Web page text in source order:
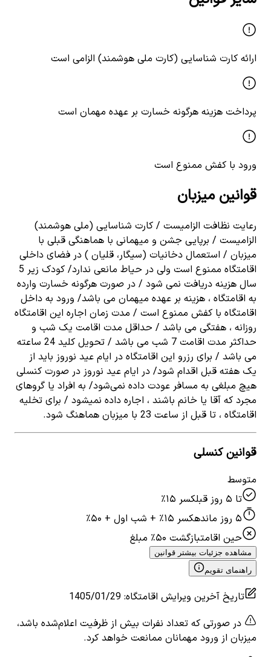
ارائه کارت شناسایی (کارت ملی هوشمند) الزامی است
پرداخت هزینه هرگونه خسارت بر عهده مهمان است
ورود با کفش ممنوع است
قوانین میزبان
رعایت نظافت الزامیست / کارت شناسایی (ملی هوشمند)
الزامیست / برپایی جشن و میهمانی با هماهنگی قبلی با
میزبان / استعمال دخانیات (سیگار، قلیان ) در فضای داخلی
اقامتگاه ممنوع است ولی در حیاط مانعی ندارد/ کودک زیر 5
سال هزینه دریافت نمی شود / در صورت هرگونه خسارت وارده
به اقامتگاه ، هزینه بر عهده میهمان می باشد/ ورود به داخل
اقامتگاه با کفش ممنوع است / مدت زمان اجاره این اقامتگاه
روزانه ، هفتگی می باشد / حداقل مدت اقامت یک شب و
حداکثر مدت اقامت 7 شب می باشد / تحویل کلید 24 ساعته
می باشد / برای رزرو این اقامتگاه در ایام عید نوروز باید از
یک هفته قبل اقدام شود/ در ایام عید نوروز در صورت کنسلی
هیچ مبلغی به مسافر عودت داده نمی‌شود/ به افراد یا گروهای
مجرد که آقا یا خانم باشند ، اجاره داده نمیشود / برای تخلیه
اقامتگاه ، تا قبل از ساعت 23 با میزبان هماهنگ شود.
قوانین کنسلی
متوسط
تا ۵ روز قبل
کسر ۱۵٪
۵ روز مانده
کسر ۱۵٪ + شب اول + ۵۰٪
حین اقامتبازگشت ۵۰٪ مبلغ
مشاهده جزئیات بیشتر قوانین
راهنمای تقویم
تاریخ آخرین ویرایش اقامتگاه:
1405/01/29
در صورتی که تعداد نفرات بیش از ظرفیت اعلام‌شده باشد،
میزبان از ورود مهمانان ممانعت خواهد کرد.